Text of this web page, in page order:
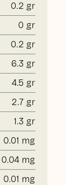
0.2 gr
0 gr
0.2 gr
6.3 gr
4.5 gr
2.7 gr
1.3 gr
0.01 mg
0.04 mg
0.01 mg